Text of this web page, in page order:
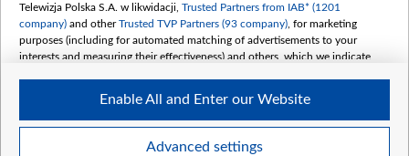
Biełsat PL
Белсат Now
Белсат History
Белсат Music
Белсат Doc
My consents
Telewizja Polska S.A. w likwidacji, Trusted Partners from IAB* (1201
company) and otherTrusted TVP Partners (93 company) , for marketing
purposes (including for automated matching of advertisements to your
interests and measuring their effectiveness) and others, which we indicate
The purposes of processing your data by TVP S.A. w likwidacji are as
follows:
Use limited data to select advertising
Advanced settings
Enable All and Enter our Website